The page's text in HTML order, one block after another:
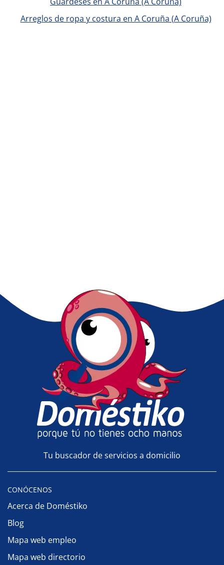
Arreglos de ropa y costura en A Coruña (A Coruña)
Tu buscador de servicios a domicilio
CONÓCENOS
Acerca de Doméstiko
Blog
Mapa web empleo
Mapa web directorio